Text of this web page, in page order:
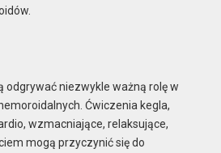
odgrywać niezwykle ważną rolę w
Ćwiczenia kegla,
wzmacniające, relaksujące,
mogą przyczynić się do